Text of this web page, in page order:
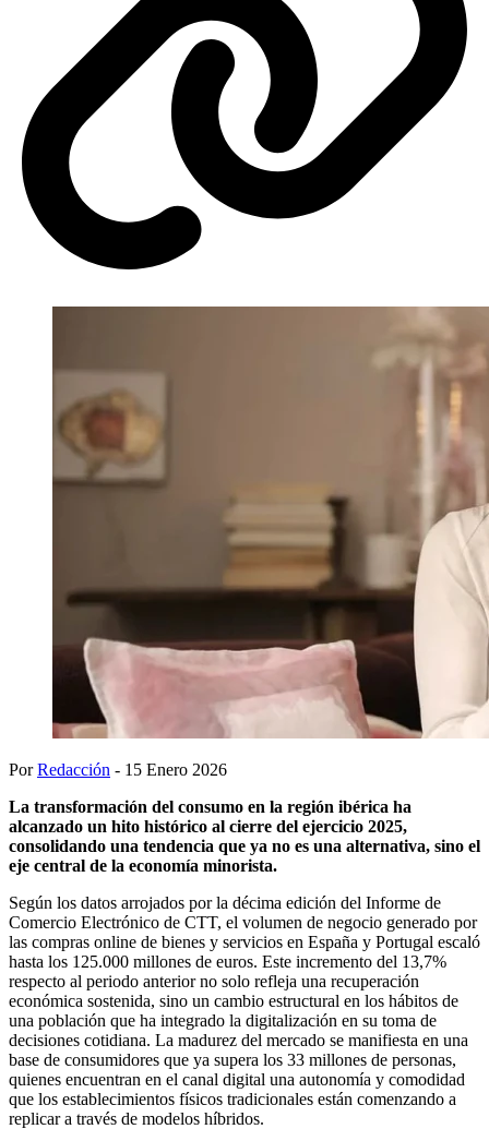
PorRedacción - 15 Enero 2026
La transformación del consumo en la región ibérica ha
alcanzado un hito histórico al cierre del ejercicio 2025,
consolidando una tendencia que ya no es una alternativa, sino el
eje central de la economía minorista.
Según los datos arrojados por la décima edición del Informe de
Comercio Electrónico de CTT, el volumen de negocio generado por
las compras online de bienes y servicios en España y Portugal escaló
hasta los 125.000 millones de euros. Este incremento del 13,7%
respecto al periodo anterior no solo refleja una recuperación
económica sostenida, sino un cambio estructural en los hábitos de
una población que ha integrado la digitalización en su toma de
decisiones cotidiana. La madurez del mercado se manifiesta en una
base de consumidores que ya supera los 33 millones de personas,
quienes encuentran en el canal digital una autonomía y comodidad
que los establecimientos físicos tradicionales están comenzando a
replicar a través de modelos híbridos.